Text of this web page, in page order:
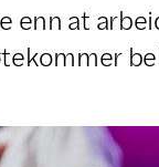
enn at